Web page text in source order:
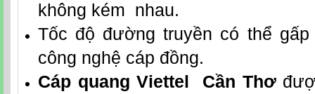
không kém nhau.
Tốc độ đường truyền có thể
công nghệ cáp đồng.
Cáp quang Viettel Cần Thơ